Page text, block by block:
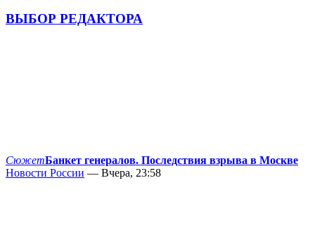
ВЫБОР РЕДАКТОРА
СюжетБанкет генералов. Последствия взрыва в Москве
Новости России — Вчера, 23:58